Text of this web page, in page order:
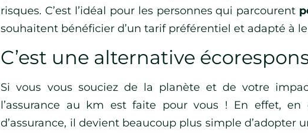
risques. C’est l’idéal pour les personnes qui parcourent
souhaitent bénéficier d’un tarif préférentiel et adapté à
C’est une alternative
Si vous vous souciez de la planète et de votre
l’assurance au km est faite pour vous ! En effet, en
d’assurance, il devient beaucoup plus simple d’adopter